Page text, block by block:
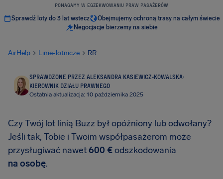
POMAGAMY W EGZEKWOWANIU PRAW PASAŻERÓW
Sprawdź loty do 3 lat wstecz
Obejmujemy ochroną trasy na całym świecie
Negocjacje bierzemy na siebie
AirHelp Linie-lotnicze RR
SPRAWDZONE PRZEZ ALEKSANDRA KASIEWICZ-KOWALSKA·
KIEROWNIK DZIAŁU PRAWNEGO
Ostatnia aktualizacja: 10 października 2025
Czy Twój lot linią Buzz był opóźniony lub odwołany?
Jeśli tak, Tobie i Twoim współpasażerom może
przysługiwać nawet600 €odszkodowania
na osobę.